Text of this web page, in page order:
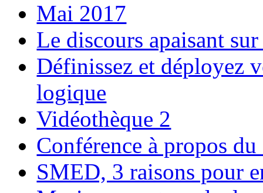
Mai 2017
Le discours apaisant
Définissez et déployez
logique
Vidéothèque 2
Conférence à propos
SMED, 3 raisons pour